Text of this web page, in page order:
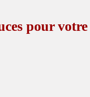
pour votre